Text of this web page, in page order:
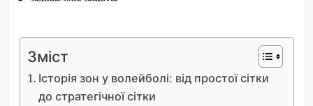
Зміст
Історія зон у волейболі: від простої сітки
до стратегічної сітки